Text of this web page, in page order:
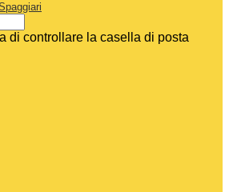
di controllare la casella di posta